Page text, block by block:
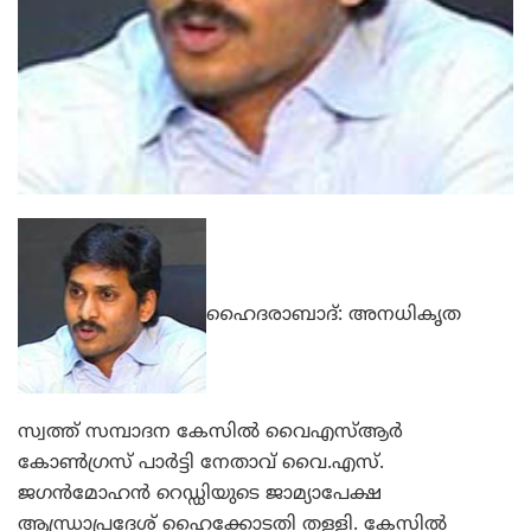
ഹൈദരാബാദ്: അനധികൃത
സ്വത്ത് സമ്പാദന കേസില്‍ വൈഎസ്ആര്‍
കോണ്‍ഗ്രസ് പാര്‍ട്ടി നേതാവ് വൈ.എസ്.
ജഗന്‍മോഹന്‍ റെഡ്ഡിയുടെ ജാമ്യാപേക്ഷ
ആന്ധ്രാപ്രദേശ് ഹൈക്കോടതി തള്ളി. കേസില്‍